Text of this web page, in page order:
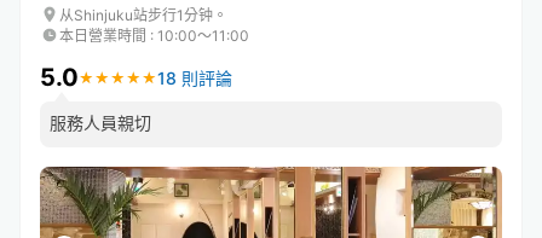
从Shinjuku站步行1分钟。
本日營業時間 : 10:00〜11:00
5.0★ ★ ★ ★ ★
★ ★ ★ ★ ★18 則評論
服務人員親切